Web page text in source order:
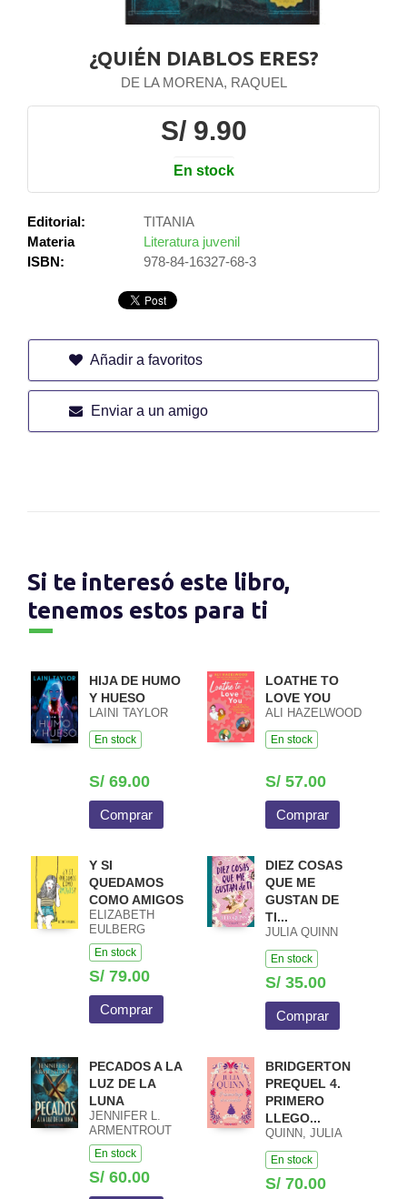
¿QUIÉN DIABLOS ERES?
DE LA MORENA, RAQUEL
S/ 9.90
En stock
Editorial:
TITANIA
Materia
Literatura juvenil
ISBN:
978-84-16327-68-3
Añadir a favoritos
Enviar a un amigo
Si te interesó este libro,
tenemos estos para ti
HIJA DE HUMO
Y HUESO
LAINI TAYLOR
En stock
S/ 69.00
Comprar
LOATHE TO
LOVE YOU
ALI HAZELWOOD
En stock
S/ 57.00
Comprar
Y SI
QUEDAMOS
COMO AMIGOS
ELIZABETH
EULBERG
En stock
S/ 79.00
Comprar
DIEZ COSAS
QUE ME
GUSTAN DE
TI...
JULIA QUINN
En stock
S/ 35.00
Comprar
PECADOS A LA
LUZ DE LA
LUNA
JENNIFER L.
ARMENTROUT
En stock
S/ 60.00
BRIDGERTON
PREQUEL 4.
PRIMERO
LLEGO...
QUINN, JULIA
En stock
S/ 70.00